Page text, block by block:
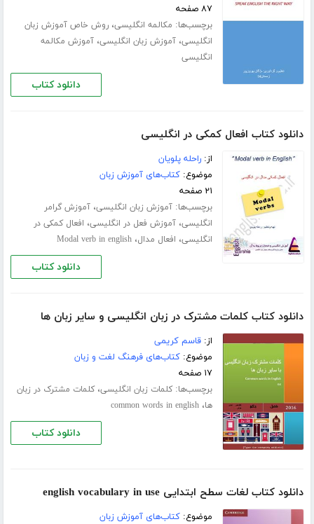
۸۷ صفحه
برچسب‌ها: مکالمه انگلیسی،روش خاص آموزش زبان
انگلیسی،آموزش زبان انگلیسی،آموزش مکالمه
انگلیسی
دانلود کتاب
دانلود کتاب افعال کمکی در انگلیسی
از:راحله پلویان
موضوع:کتاب‌های آموزش زبان
۲۱ صفحه
برچسب‌ها:آموزش زبان انگلیسی،آموزش گرامر
انگلیسی،آموزش فعل در انگلیسی، افعال کمکی در
انگلیسی، افعال مدال،Modal verb in english
دانلود کتاب
دانلود کتاب کلمات مشترک در زبان انگلیسی و سایر زبان ها
از:قاسم کریمی
موضوع:کتاب‌های فرهنگ لغت و زبان
۱۷ صفحه
برچسب‌ها:کلمات زبان انگلیسی،کلمات مشترک در زبان
ها،common words in english
دانلود کتاب
دانلود کتاب لغات سطح ابتدایی english vocabulary in use
موضوع:کتاب‌های آموزش زبان